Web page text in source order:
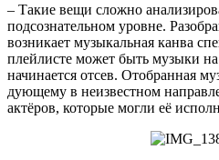
– Такие вещи сложно
подсознательном уровне.
возникает музыкальная канва
плейлисте может быть музыки
начинается отсев. Отобранная
дующему в неизвестном
актёров, которые могли её